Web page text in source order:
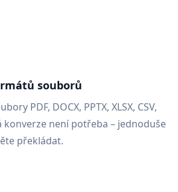
souborů
PDF, DOCX, PPTX, XLSX, CSV,
konverze není potřeba – jednoduše
překládat.